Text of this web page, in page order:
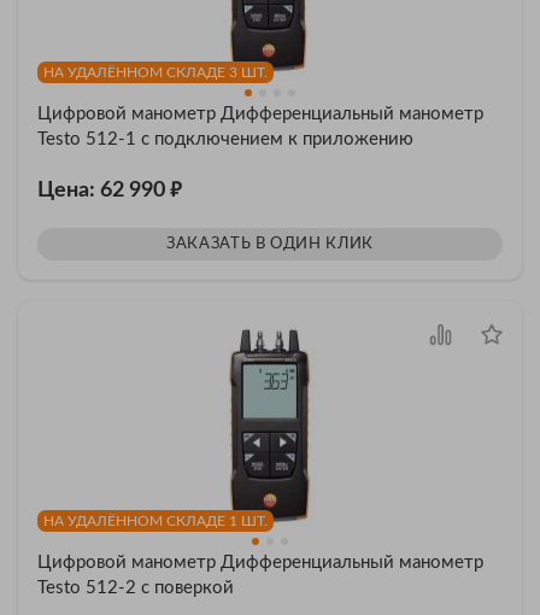
НА УДАЛЁННОМ СКЛАДЕ 3 ШТ.
Цифровой манометр Дифференциальный манометр
Testo 512-1 с подключением к приложению
Цена: 62 990 ₽
ЗАКАЗАТЬ В ОДИН КЛИК
НА УДАЛЁННОМ СКЛАДЕ 1 ШТ.
Цифровой манометр Дифференциальный манометр
Testo 512-2 с поверкой